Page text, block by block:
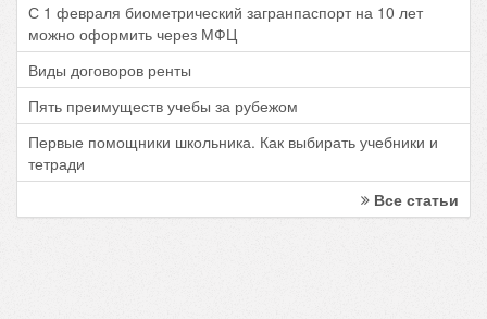
С 1 февраля биометрический загранпаспорт на 10 лет
можно оформить через МФЦ
Виды договоров ренты
Пять преимуществ учебы за рубежом
Первые помощники школьника. Как выбирать учебники и
тетради
Все статьи